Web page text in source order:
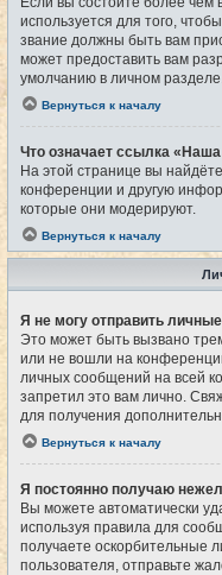
используется для того,
звание должны быть вам
может предоставить вам
умолчанию в личном разделе.
Вернуться к началу
Что означает ссылка
На этой странице вы
конференции и другую
которые они модерируют.
Вернуться к началу
Я не могу отправить
Это может быть вызвано
или не вошли на
личных сообщений на всей
запретил это вам лично.
для получения
Вернуться к началу
Я постоянно получаю
Вы можете автоматически
используя правила для
получаете оскорбительные
пользователя, отправьте